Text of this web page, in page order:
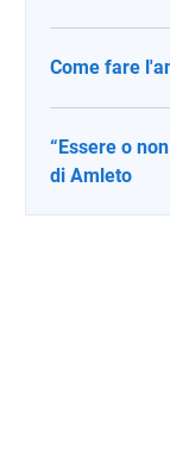
Come fare
“Essere o
di Amleto